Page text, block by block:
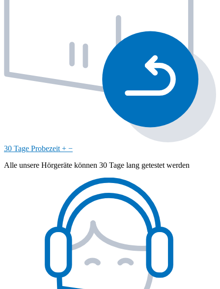
30 Tage Probezeit + −
Alle unsere Hörgeräte können 30 Tage lang getestet werden